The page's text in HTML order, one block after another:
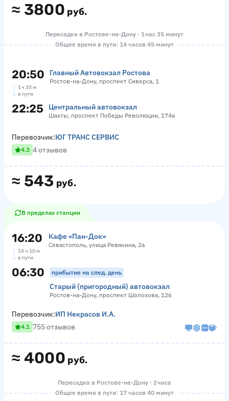
≈ 3800 руб.
Пересадка в Ростове-на-Дону · 1 час 35 минут
Общее время в пути: 14 часов 45 минут
20:50 Главный Автовокзал Ростова
Ростов-на-Дону, проспект Сиверса, 1
1 ч 35 м
в пути
22:25 Центральный автовокзал
Шахты, проспект Победы Революции, 174а
≈ 543 руб.
Перевозчик:ЮГ ТРАНС СЕРВИС
4.3 4 отзывов
В пределах станции
16:20 Кафе «Пан-Док»
Севастополь, улица Ревякина, 2а
14 ч 10 м
в пути
06:30 прибытие на след. день
Старый (пригородный) автовокзал
Ростов-на-Дону, проспект Шолохова, 126
≈ 4000 руб.
Перевозчик:ИП Некрасов И.А.
4.1 755 отзывов
Пересадка в Ростове-на-Дону · 2 часа
Общее время в пути: 17 часов 40 минут